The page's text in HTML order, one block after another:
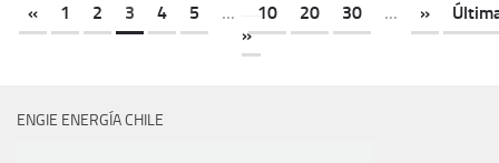
« 1 2 3 4 5 ... 10 20 30 ... »
»
ENGIE ENERGÍA CHILE